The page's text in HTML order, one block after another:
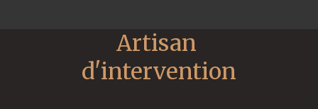
Artisan
d'intervention